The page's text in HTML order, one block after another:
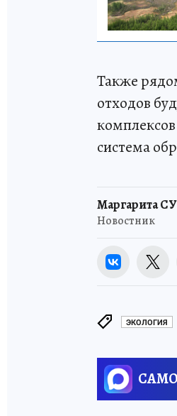
Также
отходов
система
Маргарита
Новостник
ЭКОЛОГИЯ